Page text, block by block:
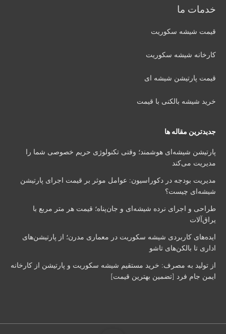
خدمات ما
قیمت شیشه سکوریت
کارخانه شیشه سکوریت
قیمت پارتیشن شیشه ای
خرید شیشه بالکنی با قیمت
جدیدترین مقاله ها
پارتیشن شیشه‌ای هوشمند؛ وقتی تکنولوژی حریم خصوصی شما را
مدیریت می‌کند
مدیریت بودجه در دکوراسیون: عوامل موثر بر قیمت اجرای پارتیشن
شیشه‌ای چیست؟
طراحی و اجرای نرده شیشه‌ای و جان‌پناه؛ قیمت هر متر مربع با
یراق‌آلات
ایده‌های کاربردی شیشه سکوریت در معماری مدرن؛ از پارتیشن‌های
اداری تا بالکن‌های تاشو
از تولید به مصرف: خرید مستقیم شیشه سکوریت و پارتیشن از کارخانه
ایمن جام فرد [تضمین بهترین قیمت]